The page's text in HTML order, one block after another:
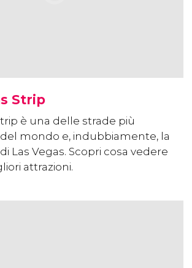
Strip
è una delle strade più
mondo e, indubbiamente, la
Las Vegas. Scopri cosa vedere
attrazioni.